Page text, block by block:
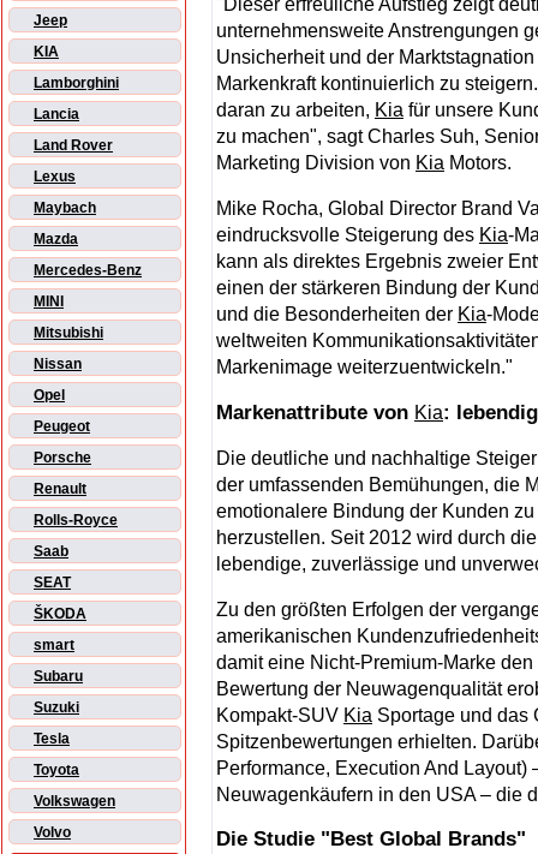
Jeep
KIA
Lamborghini
Lancia
Land Rover
Lexus
Maybach
Mazda
Mercedes-Benz
MINI
Mitsubishi
Nissan
Opel
Peugeot
Porsche
Renault
Rolls-Royce
Saab
SEAT
ŠKODA
smart
Subaru
Suzuki
Tesla
Toyota
Volkswagen
Volvo
"Dieser erfreuliche Aufstieg zeigt
unternehmensweite Anstrengungen
Unsicherheit und der
Markenkraft kontinuierlich zu
daran zu arbeiten, Kia für unsere
zu machen", sagt Charles Suh,
Marketing Division von Kia Motors.
Mike Rocha, Global Director Brand
eindrucksvolle Steigerung des Kia-
kann als direktes Ergebnis zweier
einen der stärkeren Bindung der
und die Besonderheiten der Kia-
weltweiten
Markenimage weiterzuentwickeln."
Markenattribute von Kia:
Die deutliche und nachhaltige
der umfassenden Bemühungen, die
emotionalere Bindung der Kunden zu
herzustellen. Seit 2012 wird durch
lebendige, zuverlässige und
Zu den größten Erfolgen der
amerikanischen
damit eine Nicht-Premium-Marke
Bewertung der Neuwagenqualität
Kompakt-SUV Kia Sportage und
Spitzenbewertungen erhielten.
Performance, Execution And
Neuwagenkäufern in den USA – die
Die Studie "Best Global Brands"